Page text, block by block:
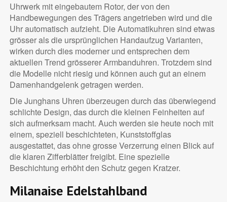
Uhrwerk mit eingebautem Rotor, der von den
Handbewegungen des Trägers angetrieben wird und die
Uhr automatisch aufzieht. Die Automatikuhren sind etwas
grösser als die ursprünglichen Handaufzug Varianten,
wirken durch dies moderner und entsprechen dem
aktuellen Trend grösserer Armbanduhren. Trotzdem sind
die Modelle nicht riesig und können auch gut an einem
Damenhandgelenk getragen werden.
Die Junghans Uhren überzeugen durch das überwiegend
schlichte Design, das durch die kleinen Feinheiten auf
sich aufmerksam macht. Auch werden sie heute noch mit
einem, speziell beschichteten, Kunststoffglas
ausgestattet, das ohne grosse Verzerrung einen Blick auf
die klaren Zifferblätter freigibt. Eine spezielle
Beschichtung erhöht den Schutz gegen Kratzer.
Milanaise Edelstahlband